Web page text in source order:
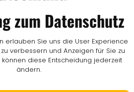
zum Datenschutz
erlauben Sie uns die User Experience
verbessern und Anzeigen für Sie zu
diese Entscheidung jederzeit
ändern.